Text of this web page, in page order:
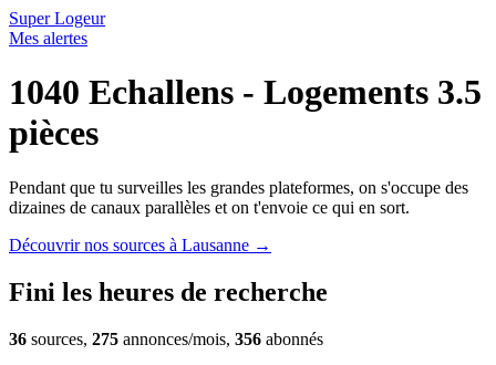
Super Logeur
Mes alertes
1040 Echallens - Logements 3.5
pièces
Pendant que tu surveilles les grandes plateformes, on s'occupe des
dizaines de canaux parallèles et on t'envoie ce qui en sort.
Découvrir nos sources à Lausanne →
Fini les heures de recherche
36 sources, 275 annonces/mois, 356 abonnés